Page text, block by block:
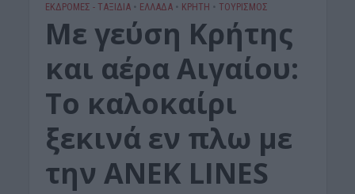
ΕΚΔΡΟΜΈΣ - ΤΑΞΊΔΙΑ • ΕΛΛΑΔΑ • ΚΡΗΤΗ • ΤΟΥΡΙΣΜΟΣ
Με γεύση Κρήτης
και αέρα Αιγαίου:
Το καλοκαίρι
ξεκινά εν πλω με
την ΑΝΕΚ LINES